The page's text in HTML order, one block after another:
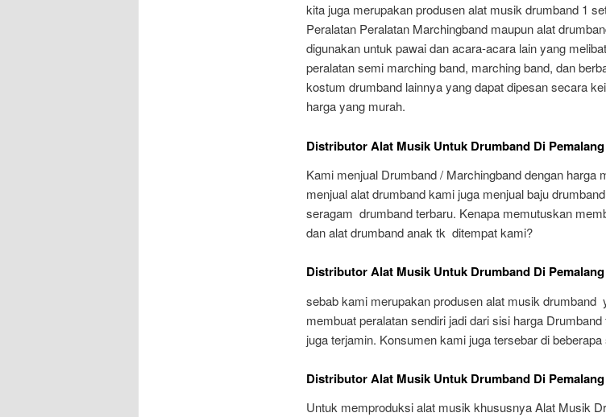
kita juga merupakan produsen alat musik drumband 1
Peralatan Peralatan Marchingband maupun alat
digunakan untuk pawai dan acara-acara lain yang
peralatan semi marching band, marching band, dan
kostum drumband lainnya yang dapat dipesan secara
harga yang murah.
Distributor Alat Musik Untuk Drumband Di Pemalang
Kami menjual Drumband / Marchingband dengan harga
menjual alat drumband kami juga menjual baju
seragam drumband terbaru. Kenapa memutuskan
dan alat drumband anak tk ditempat kami?
Distributor Alat Musik Untuk Drumband Di Pemalang
sebab kami merupakan produsen alat musik drumband
membuat peralatan sendiri jadi dari sisi harga
juga terjamin. Konsumen kami juga tersebar di
Distributor Alat Musik Untuk Drumband Di Pemalang
Untuk memproduksi alat musik khususnya Alat Musik